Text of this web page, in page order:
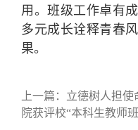
用。班级工作卓有
多元成长诠释青春
果。
上一篇： 立德树人担
院获评校“本科生教师